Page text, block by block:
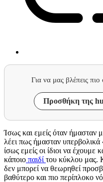
Για να μας βλέπεις
Προσθήκη της
Ίσως και εμείς όταν ήμασταν
λέει πως ήμασταν υπερβολικά
ίσως εμείς οι ίδιοι να έχουμε
κάποιο παιδί του κύκλου μας.
δεν μπορεί να θεωρηθεί
βαθύτερο και πιο περίπλοκο